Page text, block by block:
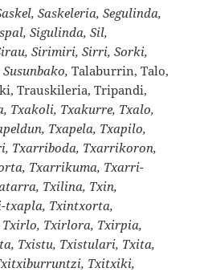
Saskeleria, Segulinda,
Sigulinda, Sil,
Sirimiri, Sirri, Sorki,
Talaburrin, Talo,
Trauskileria, Tripandi,
Txakoli, Txakurre, Txalo,
Txapela, Txapilo,
Txarriboda, Txarrikoron,
Txarrikuma, Txarri-
Txilina, Txin,
txapla, Txintxorta,
Txirlora, Txirpia,
Txistu, Txistulari, Txita,
Txitxiki,